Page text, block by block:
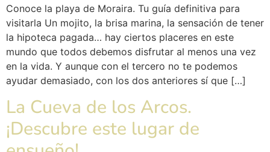
Conoce la playa de Moraira. Tu guía definitiva para
visitarla Un mojito, la brisa marina, la sensación de tener
la hipoteca pagada… hay ciertos placeres en este
mundo que todos debemos disfrutar al menos una vez
en la vida. Y aunque con el tercero no te podemos
ayudar demasiado, con los dos anteriores sí que […]
La Cueva de los Arcos.
¡Descubre este lugar de